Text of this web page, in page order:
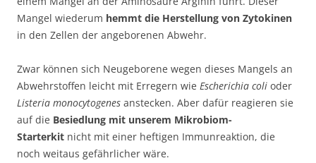
Mangel wiederum hemmt die Herstellung von Zytokinen
in den Zellen der angeborenen Abwehr.
Zwar können sich Neugeborene wegen dieses Mangels an
Abwehrstoffen leicht mit Erregern wie Escherichia coli oder
Listeria monocytogenes anstecken. Aber dafür reagieren sie
auf die Besiedlung mit unserem Mikrobiom-
Starterkit nicht mit einer heftigen Immunreaktion, die
noch weitaus gefährlicher wäre.